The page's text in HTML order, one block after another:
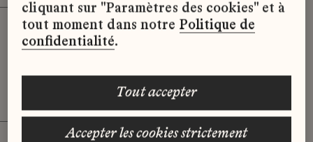
Assistant(e) Patrimoine
Desrues
Plailly (60)
cliquant sur "Paramètres des cookies" et à
tout moment dans notre Politique de
confidentialité.
accepter les cookies strictement
tout accepter